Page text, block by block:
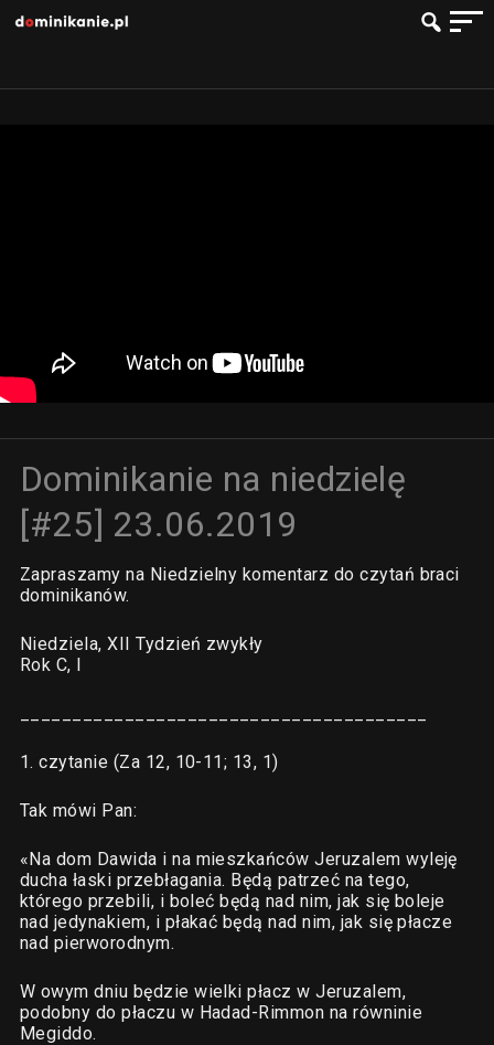
Dominikanie na niedzielę
[#25] 23.06.2019
Zapraszamy na Niedzielny komentarz do czytań braci
dominikanów.
Niedziela, XII Tydzień zwykły
Rok C, I
1. czytanie (Za 12, 10-11; 13, 1)
Tak mówi Pan:
«Na dom Dawida i na mieszkańców Jeruzalem wyleję
ducha łaski przebłagania. Będą patrzeć na tego,
którego przebili, i boleć będą nad nim, jak się boleje
nad jedynakiem, i płakać będą nad nim, jak się płacze
nad pierworodnym.
W owym dniu będzie wielki płacz w Jeruzalem,
podobny do płaczu w Hadad-Rimmon na równinie
Megiddo.